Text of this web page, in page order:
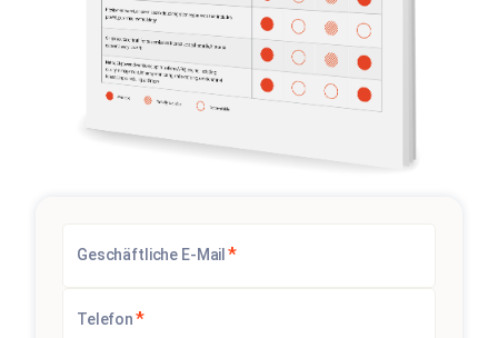
Geschäftliche E-Mail *
Telefon*